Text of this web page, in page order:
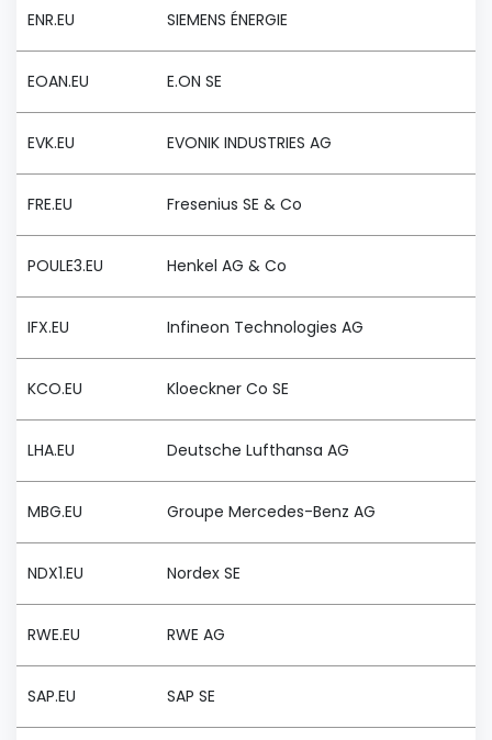
ENR.EU SIEMENS ÉNERGIE
EOAN.EU E.ON SE
EVK.EU EVONIK INDUSTRIES AG
FRE.EU Fresenius SE & Co
POULE3.EU Henkel AG & Co
IFX.EU Infineon Technologies AG
KCO.EU Kloeckner Co SE
LHA.EU Deutsche Lufthansa AG
MBG.EU Groupe Mercedes-Benz AG
NDX1.EU Nordex SE
RWE.EU RWE AG
SAP.EU SAP SE